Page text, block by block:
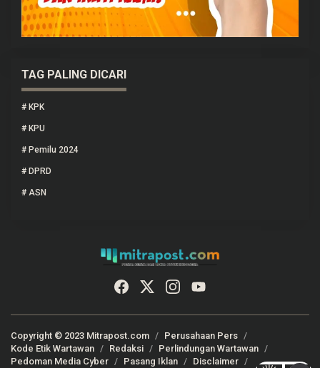
TAG PALING DICARI
# KPK
# KPU
# Pemilu 2024
# DPRD
# ASN
Copyright © 2023 Mitrapost.com
Perusahaan Pers
Kode Etik Wartawan
Redaksi
Perlindungan Wartawan
Pedoman Media Cyber
Pasang Iklan Disclaimer